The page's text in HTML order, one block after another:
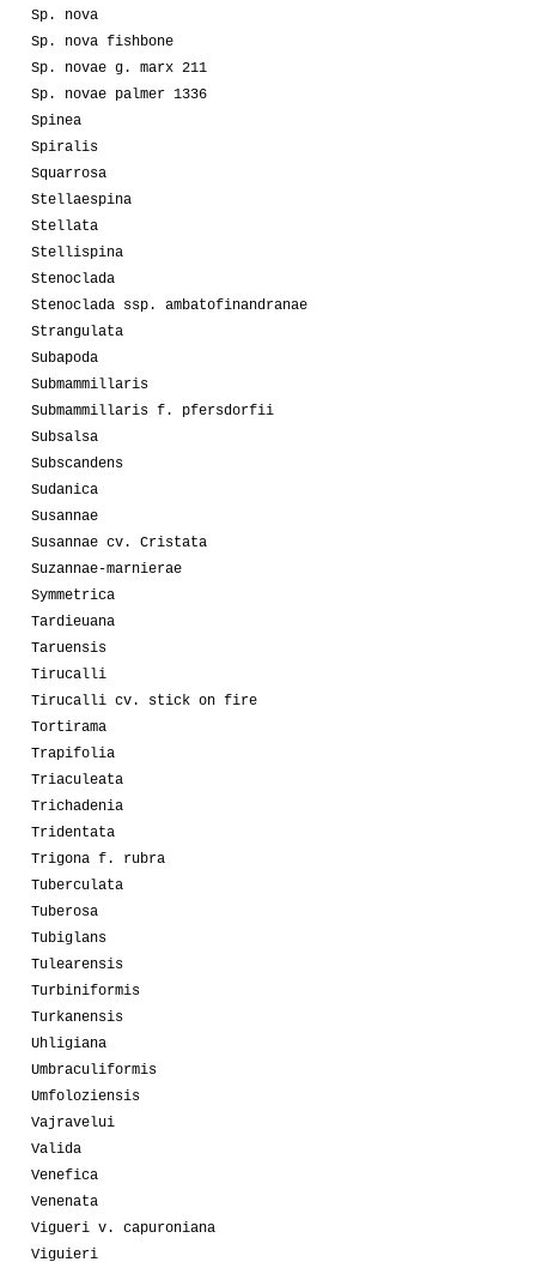
Sp. nova
Sp. nova fishbone
Sp. novae g. marx 211
Sp. novae palmer 1336
Spinea
Spiralis
Squarrosa
Stellaespina
Stellata
Stellispina
Stenoclada
Stenoclada ssp. ambatofinandranae
Strangulata
Subapoda
Submammillaris
Submammillaris f. pfersdorfii
Subsalsa
Subscandens
Sudanica
Susannae
Susannae cv. Cristata
Suzannae-marnierae
Symmetrica
Tardieuana
Taruensis
Tirucalli
Tirucalli cv. stick on fire
Tortirama
Trapifolia
Triaculeata
Trichadenia
Tridentata
Trigona f. rubra
Tuberculata
Tuberosa
Tubiglans
Tulearensis
Turbiniformis
Turkanensis
Uhligiana
Umbraculiformis
Umfoloziensis
Vajravelui
Valida
Venefica
Venenata
Vigueri v. capuroniana
Viguieri